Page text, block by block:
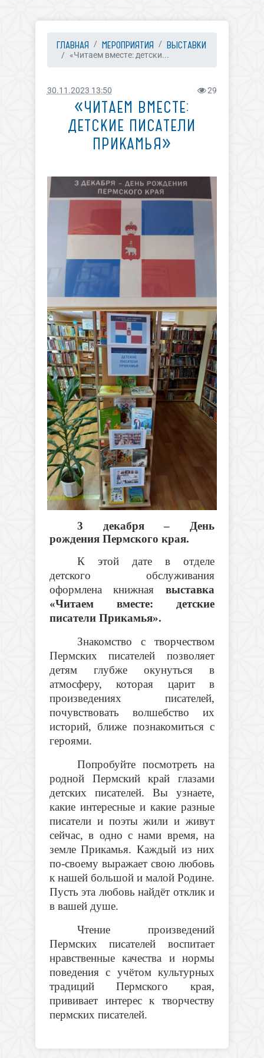
ГЛАВНАЯ МЕРОПРИЯТИЯ ВЫСТАВКИ
«Читаем вместе: детски...
30.11.2023 13:50 29
«ЧИТАЕМ ВМЕСТЕ:
ДЕТСКИЕ ПИСАТЕЛИ
ПРИКАМЬЯ»
3 декабря – День
рождения Пермского края.
К этой дате в отделе
детского обслуживания
оформлена книжнаявыставка
«Читаем вместе: детские
писатели Прикамья».
Знакомство с творчеством
Пермских писателей позволяет
детям глубже окунуться в
атмосферу, которая царит в
произведениях писателей,
почувствовать волшебство их
историй, ближе познакомиться с
героями.
Попробуйте посмотреть на
родной Пермский край глазами
детских писателей. Вы узнаете,
какие интересные и какие разные
писатели и поэты жили и живут
сейчас, в одно с нами время, на
земле Прикамья. Каждый из них
по-своему выражает свою любовь
к нашей большой и малой Родине.
Пусть эта любовь найдёт отклик и
в вашей душе.
Чтение произведений
Пермских писателей воспитает
нравственные качества и нормы
поведения с учётом культурных
традиций Пермского края,
прививает интерес к творчеству
пермских писателей.